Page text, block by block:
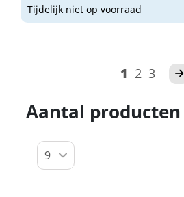
Tijdelijk niet op voorraad
1 2 3
Aantal